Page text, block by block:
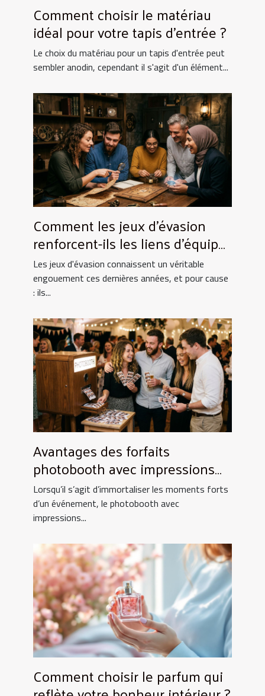
Comment choisir le matériau
idéal pour votre tapis d'entrée ?
Le choix du matériau pour un tapis d'entrée peut
sembler anodin, cependant il s'agit d'un élément...
Comment les jeux d'évasion
renforcent-ils les liens d'équipe
?
Les jeux d'évasion connaissent un véritable
engouement ces dernières années, et pour cause
: ils...
Avantages des forfaits
photobooth avec impressions
illimitées
Lorsqu’il s’agit d’immortaliser les moments forts
d’un événement, le photobooth avec
impressions...
Comment choisir le parfum qui